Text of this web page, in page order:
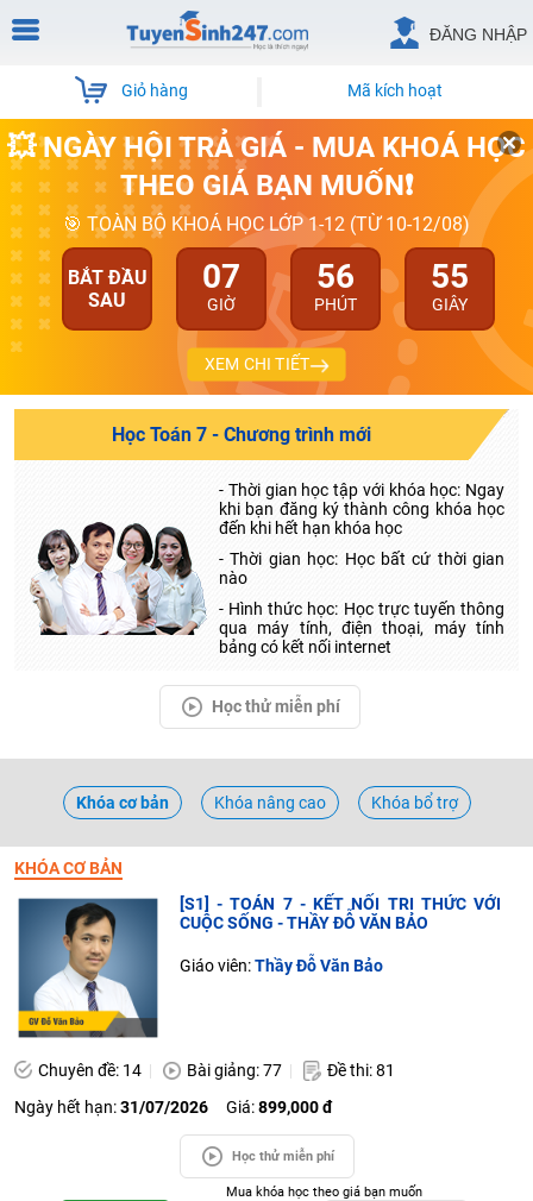
ĐĂNG NHẬP
Giỏ hàng Mã kích hoạt
💥 NGÀY HỘI TRẢ GIÁ - MUA KHOÁ HỌC
THEO GIÁ BẠN MUỐN❗
🎯 TOÀN BỘ KHOÁ HỌC LỚP 1-12 (TỪ 10-12/08)
BẮT ĐẦU
SAU
07
GIỜ
56
PHÚT
54
GIÂY
XEM CHI TIẾT
Học Toán 7 - Chương trình mới
- Thời gian học tập với khóa học: Ngay
khi bạn đăng ký thành công khóa học
đến khi hết hạn khóa học
- Thời gian học: Học bất cứ thời gian
nào
- Hình thức học: Học trực tuyến thông
qua máy tính, điện thoại, máy tính
bảng có kết nối internet
Học thử miễn phí
Khóa cơ bản Khóa nâng cao Khóa bổ trợ
KHÓA CƠ BẢN
[S1] - TOÁN 7 - KẾT NỐI TRI THỨC VỚI
CUỘC SỐNG - THẦY ĐỖ VĂN BẢO
Giáo viên:Thầy Đỗ Văn Bảo
Chuyên đề: 14 Bài giảng: 77
Đề thi: 81
Ngày hết hạn:31/07/2026 Giá:899,000 đ
Học thử miễn phí
Mua khóa học theo giá bạn muốn